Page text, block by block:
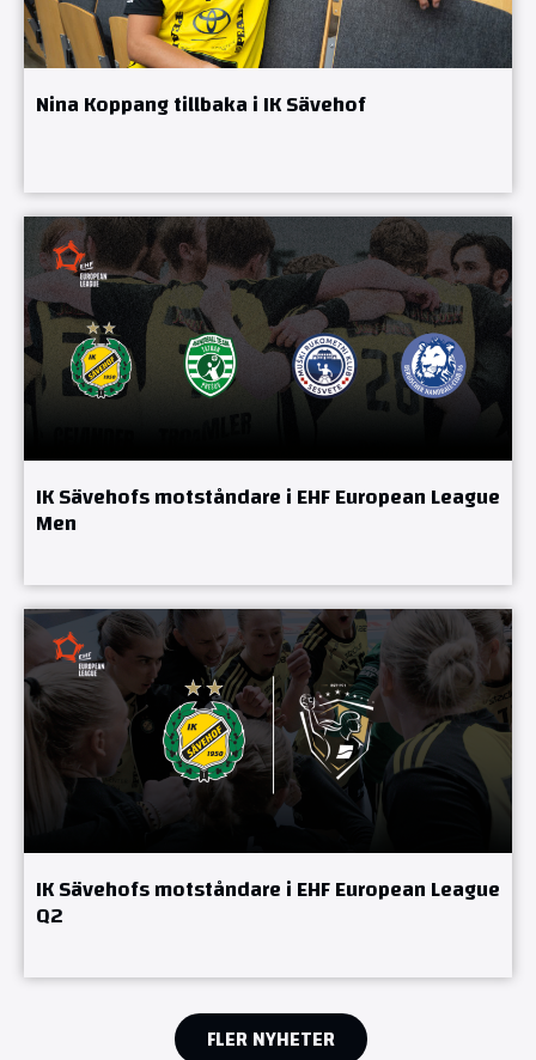
Nina Koppang tillbaka i IK Sävehof
IK Sävehofs motståndare i EHF European League
Men
IK Sävehofs motståndare i EHF European League
Q2
FLER NYHETER